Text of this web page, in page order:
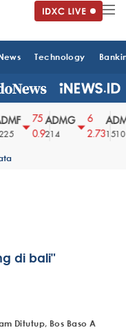
Technology
75
0.9
ADMG
214
2.731510
di bali"
Ditutup, Bos Baso A